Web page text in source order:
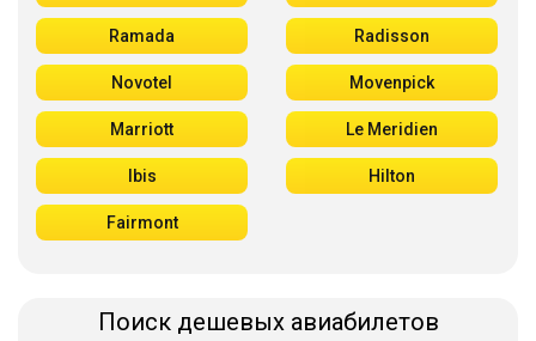
Ramada Radisson
Novotel Movenpick
Marriott Le Meridien
Ibis Hilton
Fairmont
Поиск дешевых авиабилетов